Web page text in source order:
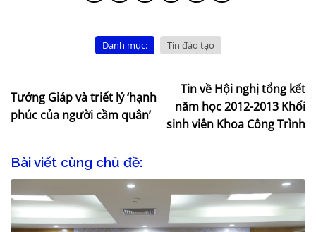
Danh mục: Tin đào tạo
Tướng Giáp và triết lý ‘hạnh
phúc của người cầm quân’
Tin về Hội nghị tổng kết
năm học 2012-2013 Khối
sinh viên Khoa Công Trình
Bài viết cùng chủ đề: